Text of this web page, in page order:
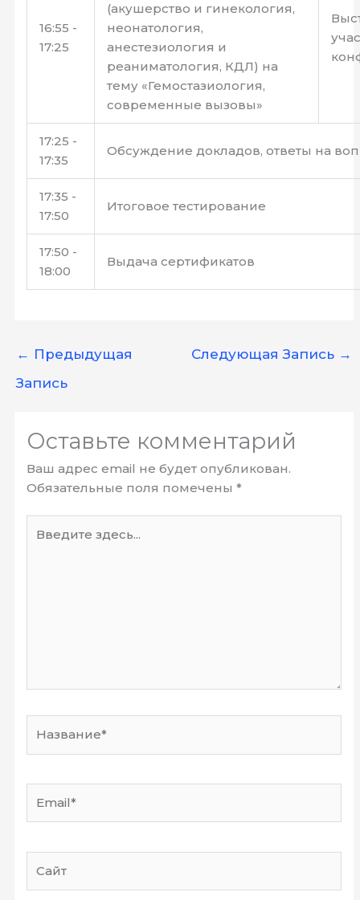
16:55 -
17:25
(акушерство и гинекология,
неонатология,
анестезиология и
реаниматология, КДЛ) на
тему «Гемостазиология,
современные вызовы»
17:25 -
17:35
Обсуждение докладов, ответы на
17:35 -
17:50
Итоговое тестирование
17:50 -
18:00
Выдача сертификатов
← Предыдущая
Запись
Следующая Запись →
Оставьте комментарий
Ваш адрес email не будет опубликован.
Обязательные поля помечены*
здесь...